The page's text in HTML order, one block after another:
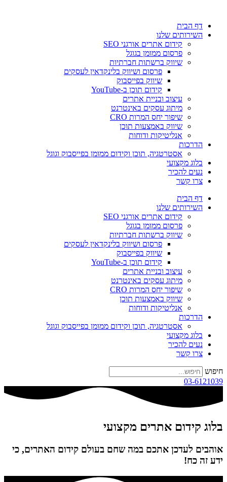
דף הבית
השירותים שלנו
קידום אתרים אורגני SEO
פרסום ממומן בגוגל
שיווק ברשתות חברתיות
פרסום ושיווק בלינקדאין לעסקים
שיווק בפייסבוק
קידום תוכן ב-YouTube
עיצוב ובניית אתרים
מיתוג עסקים באינטרנט
שיפור יחס המרות CRO
שיווק באמצעות תוכן
אנליטיקות ודוחות
הדרכות
אסטרטגיה, תוכן וקידום ממומן בפייסבוק וגוגל
בלוג מקצועי
נעים להכיר
צרו קשר
דף הבית
השירותים שלנו
קידום אתרים אורגני SEO
פרסום ממומן בגוגל
שיווק ברשתות חברתיות
פרסום ושיווק בלינקדאין לעסקים
שיווק בפייסבוק
קידום תוכן ב-YouTube
עיצוב ובניית אתרים
מיתוג עסקים באינטרנט
שיפור יחס המרות CRO
שיווק באמצעות תוכן
אנליטיקות ודוחות
הדרכות
אסטרטגיה, תוכן וקידום ממומן בפייסבוק וגוגל
בלוג מקצועי
נעים להכיר
צרו קשר
חיפוש
03-6121039
בלוג קידום אתרים מקצועי
אוהבים לעדכן אתכם במה שחם בעולם קידום האתרים, כי
ידע זה כח!